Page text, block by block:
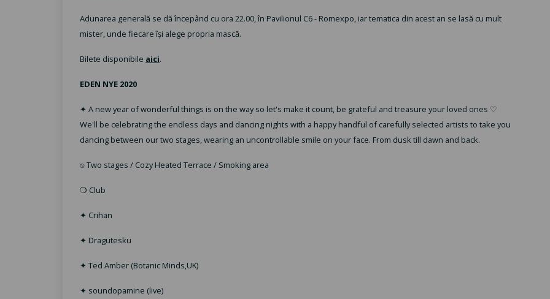
Adunarea generală se dă începând cu ora 22.00, în Pavilionul C6 - Romexpo, iar tematica din acest an se lasă cu mult
mister, unde fiecare își alege propria mască.
Bilete disponibile aici.
EDEN NYE 2020
✦ A new year of wonderful things is on the way so let's make it count, be grateful and treasure your loved ones ♡
We'll be celebrating the endless days and dancing nights with a happy handful of carefully selected artists to take you
dancing between our two stages, wearing an uncontrollable smile on your face. From dusk till dawn and back.
⍉ Two stages / Cozy Heated Terrace / Smoking area
❍ Club
✦ Crihan
✦ Dragutesku
✦ Ted Amber (Botanic Minds,UK)
✦ soundopamine (live)